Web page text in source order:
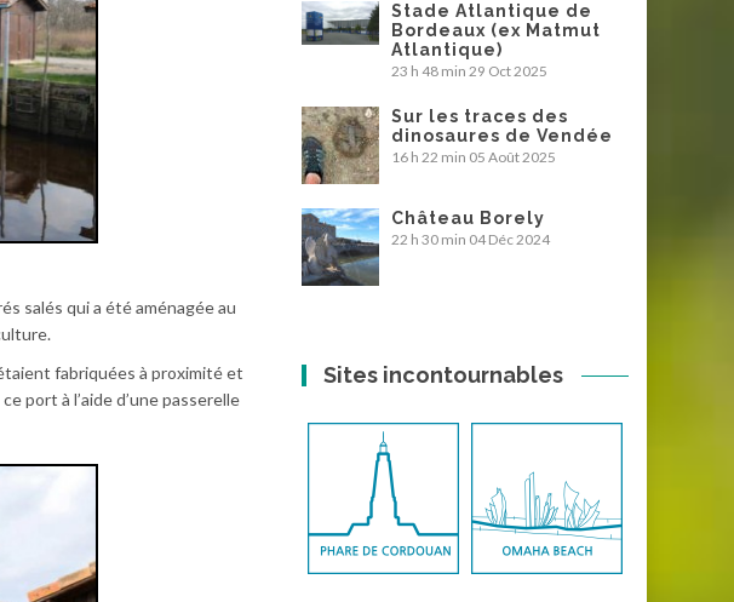
salés qui a été aménagée au
fabriquées à proximité et
port à l’aide d’une passerelle
Stade Atlantique de
Bordeaux (ex Matmut
Atlantique)
23 h 48 min 29 Oct 2025
Sur les traces des
dinosaures de Vendée
16 h 22 min 05 Août 2025
Château Borely
22 h 30 min 04 Déc 2024
Sites incontournables